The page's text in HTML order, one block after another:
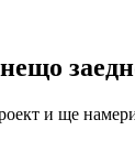
и ще